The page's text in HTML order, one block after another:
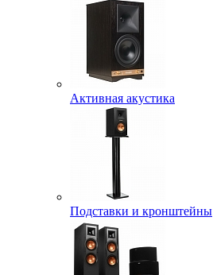
Активная акустика
Подставки и кронштейны